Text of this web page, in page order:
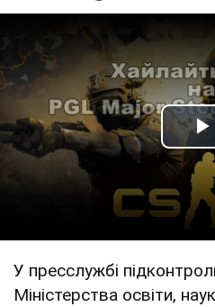
У пресслужбі
Міністерства освіти,